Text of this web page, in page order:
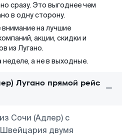
сразу. Это выгоднее чем
в одну сторону.
на лучшие
акции, скидки и
из Лугано.
неделе, а не в выходные.
Лугано прямой рейс
Сочи (Адлер) с
двумя